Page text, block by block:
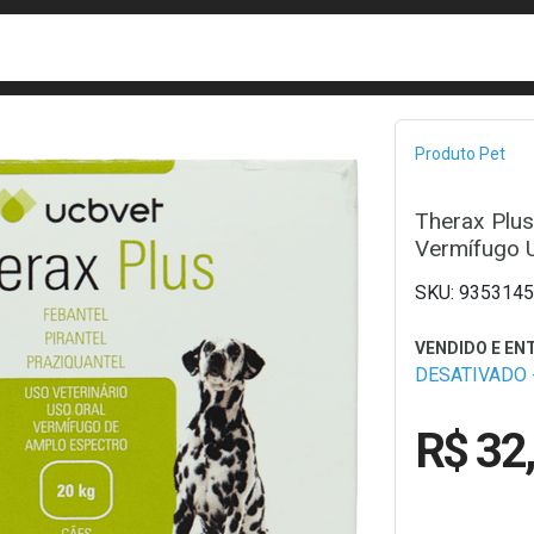
Produto Pet
Therax
Vermífugo
R$